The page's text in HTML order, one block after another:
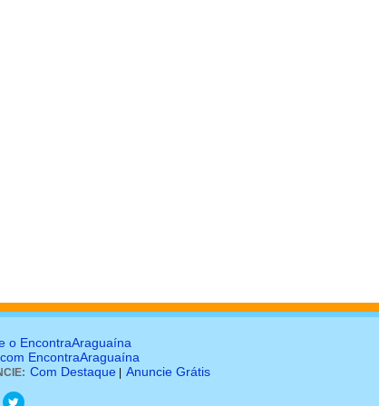
o EncontraAraguaína
EncontraAraguaína
Com Destaque Anuncie Grátis